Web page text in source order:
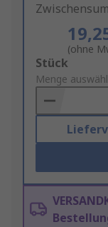
(ohne
Add
to
Basket
Stück
Menge